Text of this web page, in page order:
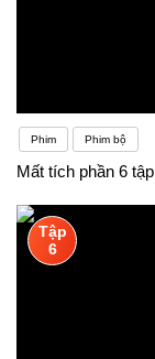
Phim Phim bộ
Mất tích phần 6
Tập
6